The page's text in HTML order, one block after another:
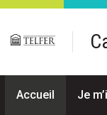
Passer au contenu
Accueil Je